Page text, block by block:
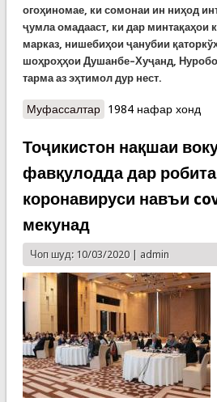
огоҳиномае, ки сомонаи ин ниҳод
ҷумла омадааст, ки дар минтақаҳои
марказ, нишебиҳои ҷанубии
шоҳроҳҳои Душанбе–Хуҷанд,
тарма аз эҳтимол дур нест.
Муфассалтаро Обу ҳавои рӯзи
1984 нафар хонд
Тоҷикистон нақшаи
фавқулодда дар
коронавируси навъи
мекунад
Чоп шуд: 10/03/2020 | admin